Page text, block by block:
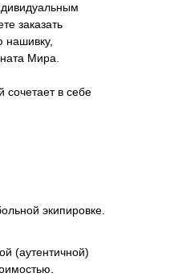
заказать
нашивку,
Мира.
сочетает в себе
экипировке.
(аутентичной)